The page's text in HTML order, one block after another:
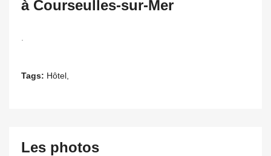
à Courseulles-sur-Mer
Tags: Hôtel,
Les photos